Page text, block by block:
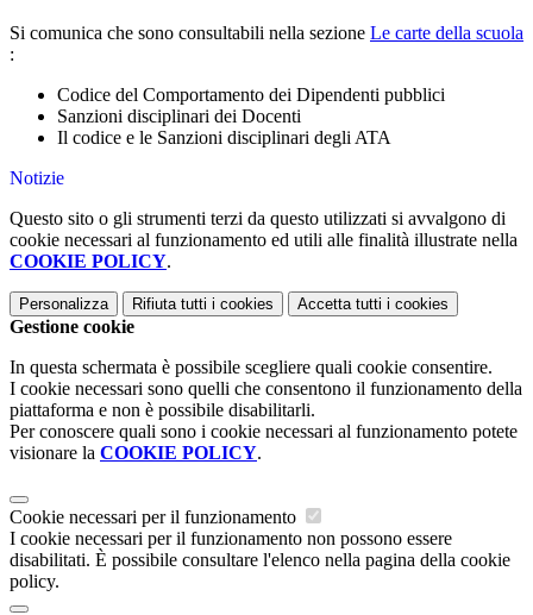
Si comunica che sono consultabili nella sezione Le carte della scuola
:
Codice del Comportamento dei Dipendenti pubblici
Sanzioni disciplinari dei Docenti
Il codice e le Sanzioni disciplinari degli ATA
Notizie
Questo sito o gli strumenti terzi da questo utilizzati si avvalgono di
cookie necessari al funzionamento ed utili alle finalità illustrate nella
COOKIE POLICY.
Personalizza Rifiuta tutti i cookies Accetta tutti i cookies
Gestione cookie
In questa schermata è possibile scegliere quali cookie consentire.
I cookie necessari sono quelli che consentono il funzionamento della
piattaforma e non è possibile disabilitarli.
Per conoscere quali sono i cookie necessari al funzionamento potete
visionare la COOKIE POLICY.
Cookie necessari per il funzionamento
I cookie necessari per il funzionamento non possono essere
disabilitati. È possibile consultare l'elenco nella pagina della cookie
policy.